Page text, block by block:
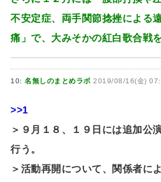
不安定症、両手関節捻挫による
痛」で、大みそかの紅白歌合戦
10: 名無しのまとめラボ 2019/08/16(金)
>>1
＞９月１８、１９日には追加公
行う。
＞活動再開について、関係者に